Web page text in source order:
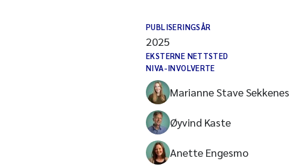
PUBLISERINGSÅR
2025
EKSTERNE NETTSTED
NIVA-INVOLVERTE
Marianne Stave Sekkenes
Øyvind Kaste
Anette Engesmo